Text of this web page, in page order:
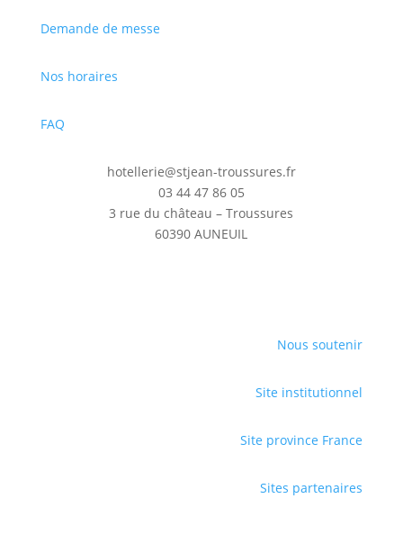
Demande de messe
Nos horaires
FAQ
hotellerie@stjean-troussures.fr
03 44 47 86 05
3 rue du château – Troussures
60390 AUNEUIL
Nous soutenir
Site institutionnel
Site province France
Sites partenaires